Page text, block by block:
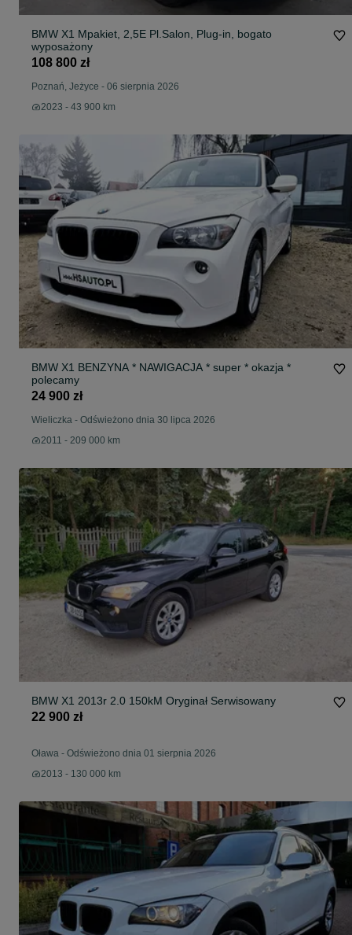
BMW X1 Mpakiet, 2,5E Pl.Salon, Plug-in, bogato
wyposażony
108 800 zł
Poznań, Jeżyce - 06 sierpnia 2026
2023 - 43 900 km
BMW X1 BENZYNA * NAWIGACJA * super * okazja *
polecamy
24 900 zł
Wieliczka - Odświeżono dnia 30 lipca 2026
2011 - 209 000 km
BMW X1 2013r 2.0 150kM Oryginał Serwisowany
22 900 zł
Oława - Odświeżono dnia 01 sierpnia 2026
2013 - 130 000 km